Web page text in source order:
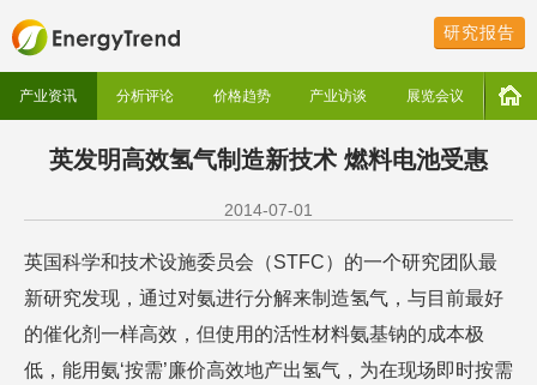
研究报告
产业资讯 分析评论 价格趋势 产业访谈 展览会议
英发明高效氢气制造新技术 燃料电池受惠
2014-07-01
英国科学和技术设施委员会（STFC）的一个研究团队最
新研究发现，通过对氨进行分解来制造氢气，与目前最好
的催化剂一样高效，但使用的活性材料氨基钠的成本极
低，能用氨‘按需’廉价高效地产出氢气，为在现场即时按需